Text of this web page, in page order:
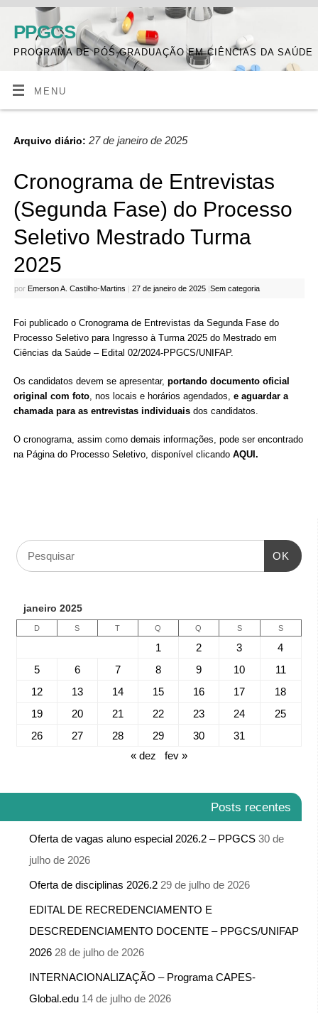
PPGCS
PROGRAMA DE PÓS-GRADUAÇÃO EM CIÊNCIAS DA SAÚDE
MENU
Arquivo diário: 27 de janeiro de 2025
Cronograma de Entrevistas
(Segunda Fase) do Processo
Seletivo Mestrado Turma
2025
por Emerson A. Castilho-Martins | 27 de janeiro de 2025 |Sem categoria
Foi publicado o Cronograma de Entrevistas da Segunda Fase do
Processo Seletivo para Ingresso à Turma 2025 do Mestrado em
Ciências da Saúde – Edital 02/2024-PPGCS/UNIFAP.
Os candidatos devem se apresentar, portando documento oficial
original com foto, nos locais e horários agendados,
e aguardar a
chamada para as entrevistas individuaisdos candidatos.
O cronograma, assim como demais informações, pode ser encontrado
na Página do Processo Seletivo, disponível clicando AQUI .
OK
janeiro 2025
D S T Q Q S S
1 2 3
4
5
6 7 8 9 10
11
12
13 14 15 16 17
18
19
20 21 22 23 24
25
26
27 28 29 30
31
« dez
fev »
Posts recentes
Oferta de vagas aluno especial 2026.2 – PPGCS 30 de
julho de 2026
Oferta de disciplinas 2026.2 29 de julho de 2026
EDITAL DE RECREDENCIAMENTO E
DESCREDENCIAMENTO DOCENTE – PPGCS/UNIFAP
2026 28 de julho de 2026
INTERNACIONALIZAÇÃO – Programa CAPES-
Global.edu 14 de julho de 2026